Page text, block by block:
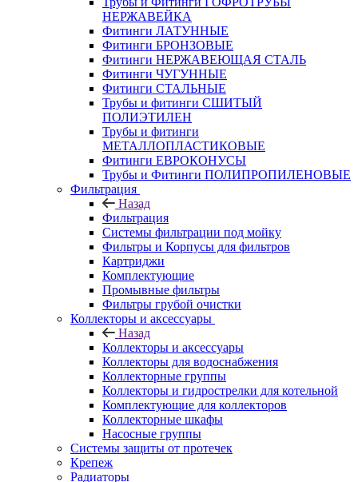
НЕРЖАВЕЙКА
Фитинги ЛАТУННЫЕ
Фитинги БРОНЗОВЫЕ
Фитинги НЕРЖАВЕЮЩАЯ СТАЛЬ
Фитинги ЧУГУННЫЕ
Фитинги СТАЛЬНЫЕ
Трубы и фитинги СШИТЫЙ
ПОЛИЭТИЛЕН
Трубы и фитинги
МЕТАЛЛОПЛАСТИКОВЫЕ
Фитинги ЕВРОКОНУСЫ
Трубы и Фитинги ПОЛИПРОПИЛЕНОВЫЕ
Фильтрация
Назад
Фильтрация
Системы фильтрации под мойку
Фильтры и Корпусы для фильтров
Картриджи
Комплектующие
Промывные фильтры
Фильтры грубой очистки
Коллекторы и аксессуары
Назад
Коллекторы и аксессуары
Коллекторы для водоснабжения
Коллекторные группы
Коллекторы и гидрострелки для котельной
Комплектующие для коллекторов
Коллекторные шкафы
Насосные группы
Системы защиты от протечек
Крепеж
Радиаторы